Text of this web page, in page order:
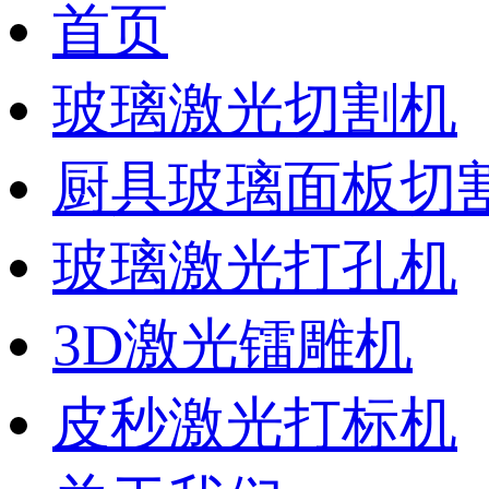
首页
玻璃激光切割机
厨具玻璃面板切
玻璃激光打孔机
3D激光镭雕机
皮秒激光打标机